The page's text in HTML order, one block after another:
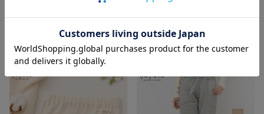
¥ 5,390
（13）